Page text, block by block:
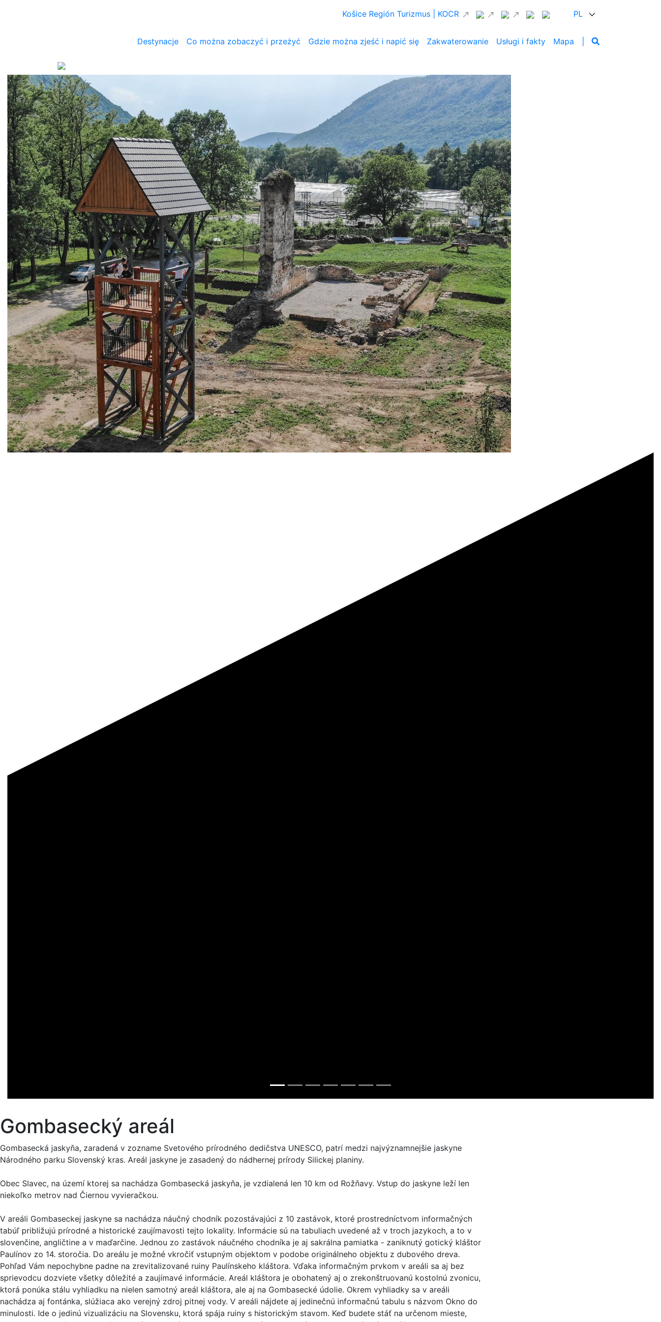
Košice Región Turizmus | KOCR PL
Destynacje Co można zobaczyć i przeżyć Gdzie można zjeść i napić się Zakwaterowanie Usługi i fakty Mapa
Gombasecký areál
Gombasecká jaskyňa, zaradená v zozname Svetového prírodného dedičstva UNESCO, patrí medzi najvýznamnejšie jaskyne
Národného parku Slovenský kras. Areál jaskyne je zasadený do nádhernej prírody Silickej planiny.
Obec Slavec, na území ktorej sa nachádza Gombasecká jaskyňa, je vzdialená len 10 km od Rožňavy. Vstup do jaskyne leží len
niekoľko metrov nad Čiernou vyvieračkou.
V areáli Gombaseckej jaskyne sa nachádza náučný chodník pozostávajúci z 10 zastávok, ktoré prostredníctvom informačných
tabúľ približujú prírodné a historické zaujímavosti tejto lokality. Informácie sú na tabuliach uvedené až v troch jazykoch, a to v
slovenčine, angličtine a v maďarčine. Jednou zo zastávok náučného chodníka je aj sakrálna pamiatka - zaniknutý gotický kláštor
Paulínov zo 14. storočia. Do areálu je možné vkročiť vstupným objektom v podobe originálneho objektu z dubového dreva.
Pohľad Vám nepochybne padne na zrevitalizované ruiny Paulínskeho kláštora. Vďaka informačným prvkom v areáli sa aj bez
sprievodcu dozviete všetky dôležité a zaujímavé informácie. Areál kláštora je obohatený aj o zrekonštruovanú kostolnú zvonicu,
ktorá ponúka stálu vyhliadku na nielen samotný areál kláštora, ale aj na Gombasecké údolie. Okrem vyhliadky sa v areáli
nachádza aj fontánka, slúžiaca ako verejný zdroj pitnej vody. V areáli nájdete aj jedinečnú informačnú tabulu s názvom Okno do
minulosti. Ide o jedinú vizualizáciu na Slovensku, ktorá spája ruiny s historickým stavom. Keď budete stáť na určenom mieste,